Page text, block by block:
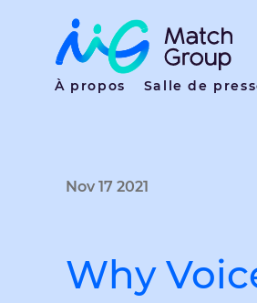
À propos Salle de
Nov 17 2021
Why